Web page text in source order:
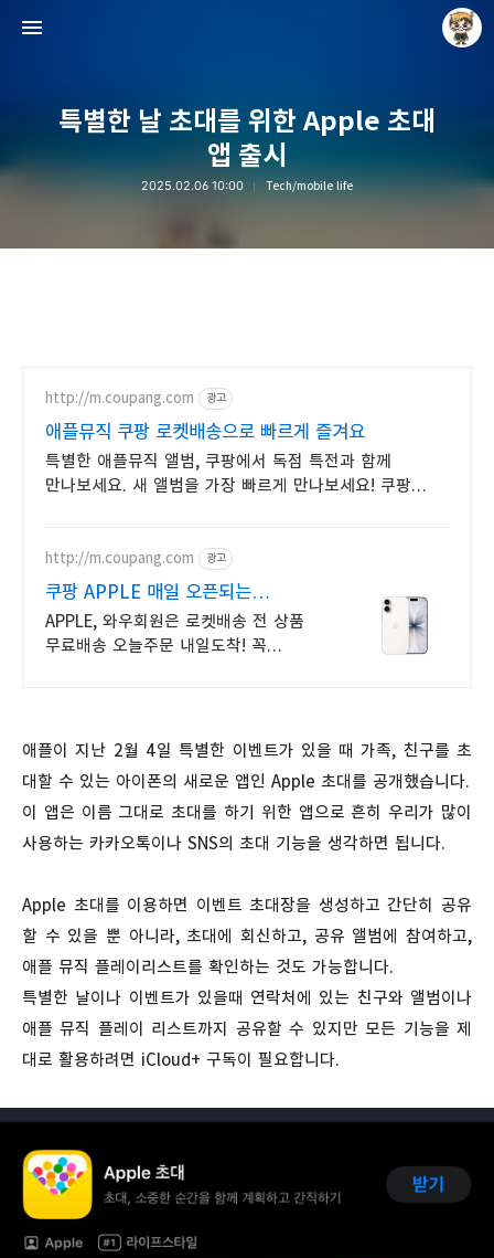
특별한 날 초대를 위한 Apple 초대
앱 출시
2025.02.06 10:00 Tech/mobile life
http://m.coupang.com 광고
애플뮤직 쿠팡 로켓배송으로 빠르게 즐겨요
특별한 애플뮤직 앨범, 쿠팡에서 독점 특전과 함께
만나보세요. 새 앨범을 가장 빠르게 만나보세요! 쿠팡
http://m.coupang.com 광고
쿠팡 APPLE 매일 오픈되는
와우회원 특가
APPLE, 와우회원은 로켓배송 전 상품
무료배송 오늘주문 내일도착! 꼭
애플이 지난 2월 4일 특별한 이벤트가 있을 때 가족, 친구를 초
대할 수 있는 아이폰의 새로운 앱인 Apple 초대를 공개했습니다.
이 앱은 이름 그대로 초대를 하기 위한 앱으로 흔히 우리가 많이
사용하는 카카오톡이나 SNS의 초대 기능을 생각하면 됩니다.
Apple 초대를 이용하면 이벤트 초대장을 생성하고 간단히 공유
할 수 있을 뿐 아니라, 초대에 회신하고, 공유 앨범에 참여하고,
애플 뮤직 플레이리스트를 확인하는 것도 가능합니다.
특별한 날이나 이벤트가 있을때 연락처에 있는 친구와 앨범이나
애플 뮤직 플레이 리스트까지 공유할 수 있지만 모든 기능을 제
대로 활용하려면 iCloud+ 구독이 필요합니다.
Raycat : Photo and Story